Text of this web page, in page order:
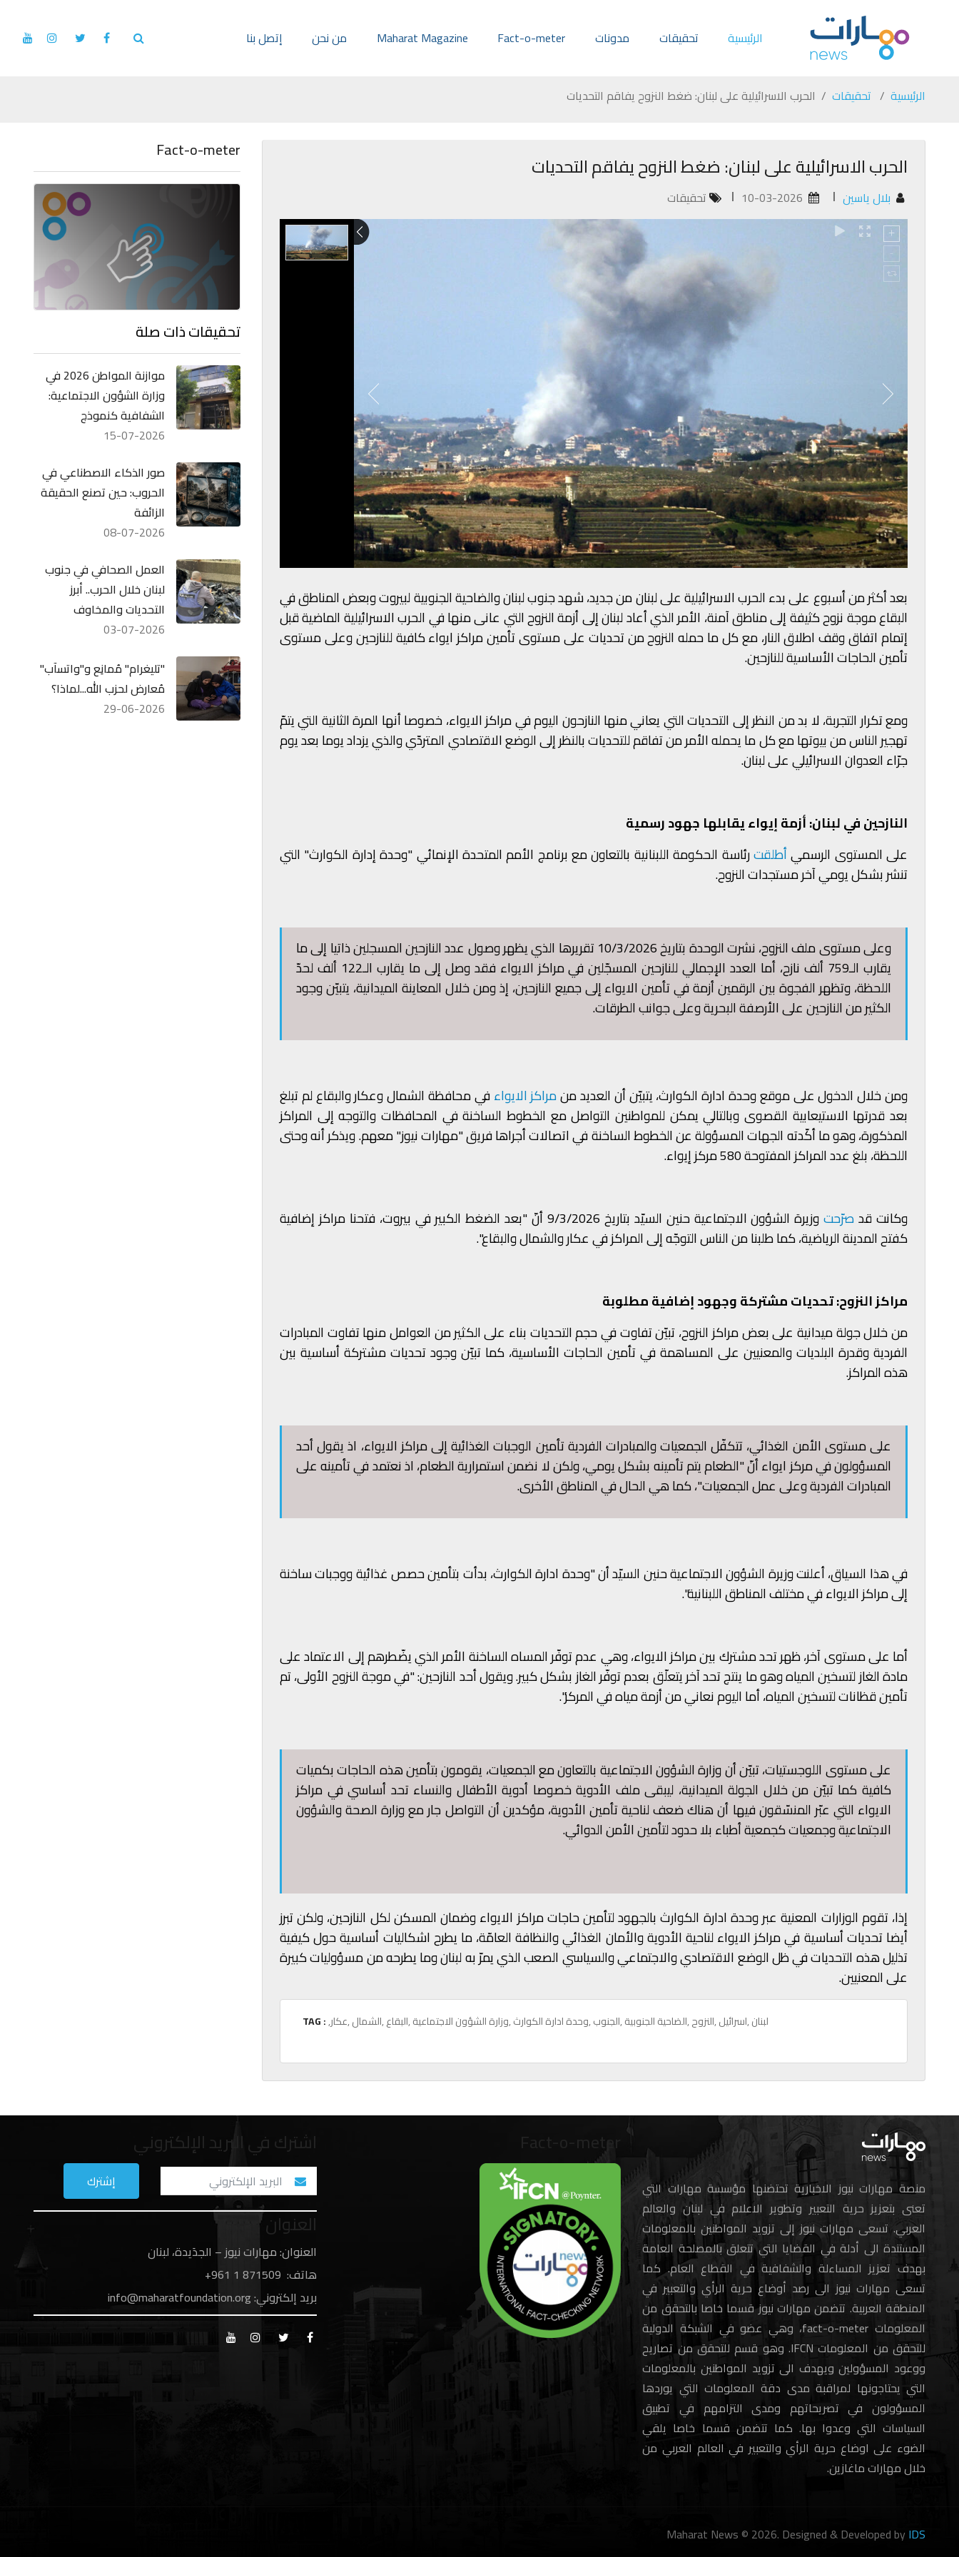
الرئيسية تحقيقات مدونات Fact-o-meter
Maharat Magazine من نحن إتصل بنا
الرئيسية تحقيقات الحرب الاسرائيلية على لبنان: ضغط النزوح يفاقم التحديات
الحرب الاسرائيلية على لبنان: ضغط النزوح يفاقم التحديات
بلال ياسين تحقيقات
بعد أكثر من أسبوع على بدء الحرب الاسرائيلية على لبنان من جديد، شهد جنوب لبنان والضاحية الجنوبية لبيروت وبعض المناطق في
البقاع موجة نزوح كثيفة إلى مناطق آمنة، الأمر الذي أعاد لبنان إلى أزمة النزوح التي عانى منها في الحرب الاسرائيلية الماضية قبل
إتمام اتفاق وقف اطلاق النار، مع كل ما حمله النزوح من تحديات على مستوى تأمين مراكز ايواء كافية للنازحين وعلى مستوى
تأمين الحاجات الأساسية للنازحين.
ومع تكرار التجربة، لا بد من النظر إلى التحديات التي يعاني منها النازحون اليوم في مراكز الايواء، خصوصا أنها المرة الثانية التي يتمّ
تهجير الناس من بيوتها مع كل ما يحمله الأمر من تفاقم للتحديات بالنظر إلى الوضع الاقتصادي المتردّي والذي يزداد يوما بعد يوم
جرّاء العدوان الاسرائيلي على لبنان.
النازحين في لبنان: أزمة إيواء يقابلها جهود رسمية
على المستوى الرسميأطلقترئاسة الحكومة اللبنانية بالتعاون مع برنامج الأمم المتحدة الإنمائي "وحدة إدارة الكوارث" التي
تنشر بشكل يومي آخر مستجدات النزوح.
وعلى مستوى ملف النزوح، نشرت الوحدة بتاريخ 10/3/2026 تقريرها الذي يظهر وصول عدد النازحين المسجلين ذاتيا إلى ما
يقارب الـ759 ألف نازح، أما العدد الإجمالي للنازحين المسجّلين في مراكز الايواء فقد وصل إلى ما يقارب الـ122 ألف لحدّ
اللحظة، وتظهر الفجوة بين الرقمين أزمة في تأمين الايواء إلى جميع النازحين، إذ ومن خلال المعاينة الميدانية، يتبيّن وجود
الكثير من النازحين على الأرصفة البحرية وعلى جوانب الطرقات.
ومن خلال الدخول على موقع وحدة ادارة الكوارث، يتبيّن أن العديد منمراكز الايواءفي محافظة الشمال وعكار والبقاع لم تبلغ
بعد قدرتها الاستيعابية القصوى وبالتالي يمكن للمواطنين التواصل مع الخطوط الساخنة في المحافظات والتوجه إلى المراكز
المذكورة، وهو ما أكّدته الجهات المسؤولة عن الخطوط الساخنة في اتصالات أجراها فريق "مهارات نيوز" معهم. ويذكر أنه وحتى
اللحظة، بلغ عدد المراكز المفتوحة 580 مركز إيواء.
وكانت قدصرّحت
وزيرة الشؤون الاجتماعية حنين السيّد بتاريخ 9/3/2026 أنّ "بعد الضغط الكبير في بيروت، فتحنا مراكز إضافية
كفتح المدينة الرياضية، كما طلبنا من الناس التوجّه إلى المراكز في عكار والشمال والبقاع".
مراكز النزوح: تحديات مشتركة وجهود إضافية مطلوبة
من خلال جولة ميدانية على بعض مراكز النزوح، تبيّن تفاوت في حجم التحديات بناء على الكثير من العوامل منها تفاوت المبادرات
الفردية وقدرة البلديات والمعنيين على المساهمة في تأمين الحاجات الأساسية، كما تبيّن وجود تحديات مشتركة أساسية بين
هذه المراكز.
على مستوى الأمن الغذائي، تتكفّل الجمعيات والمبادرات الفردية تأمين الوجبات الغذائية إلى مراكز الايواء، اذ يقول أحد
المسؤولون في مركز ايواء أنّ "الطعام يتم تأمينه بشكل يومي، ولكن لا نضمن استمرارية الطعام، اذ نعتمد في تأمينه على
المبادرات الفردية وعلى عمل الجمعيات"، كما هي الحال في المناطق الأخرى.
في هذا السياق، أعلنت وزيرة الشؤون الاجتماعية حنين السيّد أن "وحدة ادارة الكوارث، بدأت بتأمين حصص غذائية ووجبات ساخنة
إلى مراكز الايواء في مختلف المناطق اللبنانية".
أما على مستوى آخر، ظهر تحد مشترك بين مراكز الايواء، وهي عدم توفّر المساه الساخنة الأمر الذي يضّطرهم إلى الاعتماد على
مادة الغاز لتسخين المياه وهو ما ينتج تحد آخر يتعلّق بعدم توفّر الغاز بشكل كبير. ويقول أحد النازحين: "في موجة النزوح الأولى، تم
تأمين قظانات لتسخين المياه، أما اليوم نعاني من أزمة مياه في المركز".
على مستوى اللوجستيات، تبيّن أن وزارة الشؤون الاجتماعية بالتعاون مع الجمعيات، يقومون بتأمين هذه الحاجات بكميات
كافية كما تبيّن من خلال الجولة الميدانية، ليبقى ملف الأدوية خصوصا أدوية الأطفال والنساء تحد أساسي في مراكز
الايواء التي عبّر المنسّقون فيها أن هناك ضعف لناحية تأمين الأدوية، مؤكدين أن التواصل جار مع وزارة الصحة والشؤون
الاجتماعية وجمعيات كجمعية أطباء بلا حدود لتأمين الأمن الدوائي.
إذا، تقوم الوزارات المعنية عبر وحدة ادارة الكوارث بالجهود لتأمين حاجات مراكز الايواء وضمان المسكن لكل النازحين، ولكن تبرز
أيضا تحديات أساسية في مراكز الايواء لناحية الأدوية والأمان الغذائي والنظافة العامّة، ما يطرح اشكاليات أساسية حول كيفية
تذليل هذه التحديات في ظل الوضع الاقتصادي والاجتماعي والسياسي الصعب الذي يمرّ به لبنان وما يطرحه من مسؤوليات كبيرة
على المعنيين.
TAG : ,لبنان,اسرائيل,النزوح,الضاحية الجنوبية,الجنوب,وحدة ادارة الكوارث,وزارة الشؤون الاجتماعية,البقاع,الشمال,عكار
Fact-o-meter
تحقيقات ذات صلة
موازنة المواطن 2026 في
وزارة الشؤون الاجتماعية:
الشفافية كنموذج
15-07-2026
صور الذكاء الاصطناعي في
الحروب: حين تصنع الحقيقة
الزائفة
08-07-2026
العمل الصحافي في جنوب
لبنان خلال الحرب.. أبرز
التحديات والمخاوف
03-07-2026
"تليغرام" مُمانِع و"واتسآب"
مُعارض لحزب الله...لماذا؟
29-06-2026
منصة مهارات نيوز الاخبارية تحتضنها مؤسسة مهارات التي
تعنى بتعزيز حرية التعبير وتطوير الاعلام في لبنان والعالم
العربي. تسعى مهارات نيوز إلى تزويد المواطنين بالمعلومات
المستندة الى أدلة في القضايا التي تتعلق بالمصلحة العامة
بهدف تعزيز المساءلة والشفافية في القطاع العام. كما
تسعى مهارات نيوز الى رصد أوضاع حرية الرأي والتعبير في
المنطقة العربية. تتضمن مهارات نيوز قسما خاصا بالتحقق من
المعلومات fact-o-meter، وهي عضو في الشبكة الدولية
للتحقق من المعلومات IFCN. وهو قسم للتحقق من تصاريح
ووعود المسؤولين ويهدف الى تزويد المواطنين بالمعلومات
التي يحتاجونها لمراقبة مدى دقة المعلومات التي يوردها
المسؤولون في تصريحاتهم ومدى التزامهم في تطبيق
السياسات التي وعدوا بها. كما تتضمن قسما خاصا يلقي
الضوء على اوضاع حرية الرأي والتعبير في العالم العربي من
خلال مهارات ماغازين.
Fact-o-meter اشترك في البريد الإلكتروني
العنوان
العنوان: مهارات نيوز – الجدَيدة، لبنان
هاتف: 1 871509 961+
بريد إلكتروني:info@maharatfoundation.org
Maharat News © 2026. Designed & Developed by IDS